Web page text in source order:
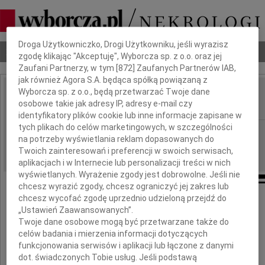
Nekrologi Odeszli Poradnik pogrzebowy
IMIĘ I NAZWISKO: Kazimierz Skibicki
REGION: cała Polska
DATA EMISJI: 28.04.2011
Z głębokim żalem zawiadamiamy,
zmarł w wieku 84 lat
Dbamy o Twoją prywatność
Droga Użytkowniczko, Drogi Użytkowniku, jeśli wyrazisz
zgodę klikając "Akceptuję", Wyborcza sp. z o.o. oraz jej
Zaufani Partnerzy, w tym [872 ] Zaufanych Partnerów IAB,
jak również Agora S.A. będąca spółką powiązaną z
Wyborcza sp. z o.o., będą przetwarzać Twoje dane
osobowe takie jak adresy IP, adresy e-mail czy
identyfikatory plików cookie lub inne informacje zapisane w
tych plikach do celów marketingowych, w szczególności
na potrzeby wyświetlania reklam dopasowanych do
Twoich zainteresowań i preferencji w swoich serwisach,
aplikacjach i w Internecie lub personalizacji treści w nich
wyświetlanych. Wyrażenie zgody jest dobrowolne. Jeśli nie
chcesz wyrazić zgody, chcesz ograniczyć jej zakres lub
chcesz wycofać zgodę uprzednio udzieloną przejdź do
„Ustawień Zaawansowanych”.
Twoje dane osobowe mogą być przetwarzane także do
celów badania i mierzenia informacji dotyczących
funkcjonowania serwisów i aplikacji lub łączone z danymi
dot. świadczonych Tobie usług. Jeśli podstawą